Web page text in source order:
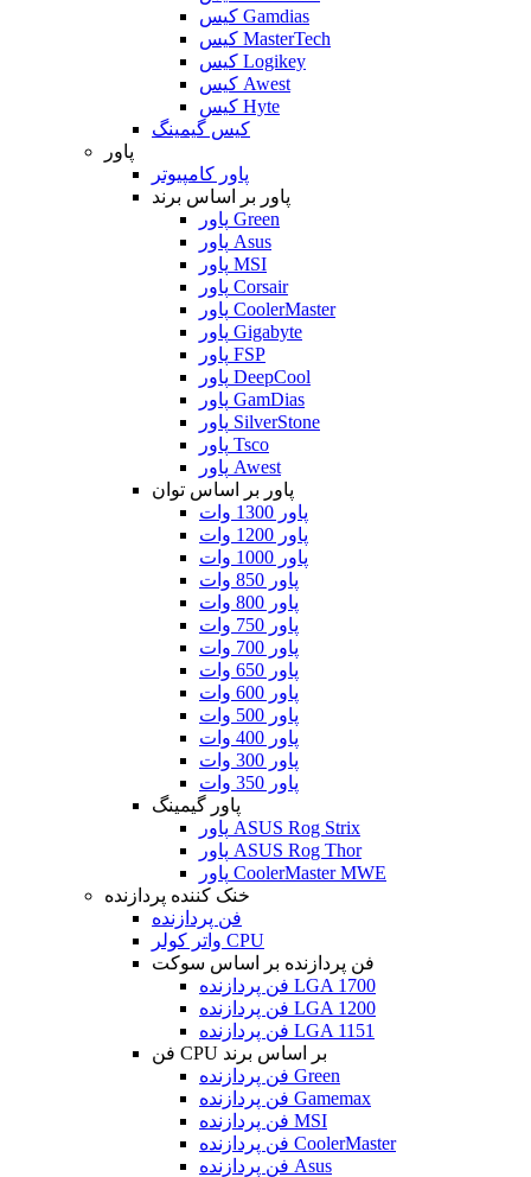
کیس Gamdias
کیس MasterTech
کیس Logikey
کیس Awest
کیس Hyte
کیس گیمینگ
پاور
پاور کامپیوتر
پاور بر اساس برند
پاور Green
پاور Asus
پاور MSI
پاور Corsair
پاور CoolerMaster
پاور Gigabyte
پاور FSP
پاور DeepCool
پاور GamDias
پاور SilverStone
پاور Tsco
پاور Awest
پاور بر اساس توان
پاور 1300 وات
پاور 1200 وات
پاور 1000 وات
پاور 850 وات
پاور 800 وات
پاور 750 وات
پاور 700 وات
پاور 650 وات
پاور 600 وات
پاور 500 وات
پاور 400 وات
پاور 300 وات
پاور 350 وات
پاور گیمینگ
پاور ASUS Rog Strix
پاور ASUS Rog Thor
پاور CoolerMaster MWE
خنک کننده پردازنده
فن پردازنده
واتر کولر CPU
فن پردازنده بر اساس سوکت
فن پردازنده LGA 1700
فن پردازنده LGA 1200
فن پردازنده LGA 1151
فن CPU بر اساس برند
فن پردازنده Green
فن پردازنده Gamemax
فن پردازنده MSI
فن پردازنده CoolerMaster
فن پردازنده Asus